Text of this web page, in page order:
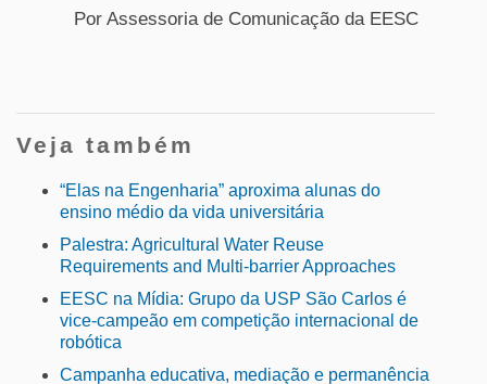
Por Assessoria de Comunicação da EESC
Veja também
“Elas na Engenharia” aproxima alunas do
ensino médio da vida universitária
Palestra: Agricultural Water Reuse
Requirements and Multi-barrier Approaches
EESC na Mídia: Grupo da USP São Carlos é
vice-campeão em competição internacional de
robótica
Campanha educativa, mediação e permanência